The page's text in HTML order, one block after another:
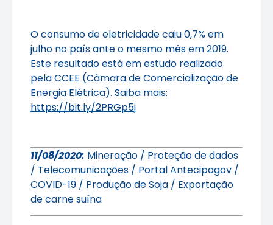
O consumo de eletricidade caiu 0,7% em
julho no país ante o mesmo mês em 2019.
Este resultado está em estudo realizado
pela CCEE (Câmara de Comercialização de
Energia Elétrica). Saiba mais:
https://bit.ly/2PRGp5j
11/08/2020: Mineração / Proteção de dados
/ Telecomunicações / Portal Antecipagov /
COVID-19 / Produção de Soja / Exportação
de carne suína